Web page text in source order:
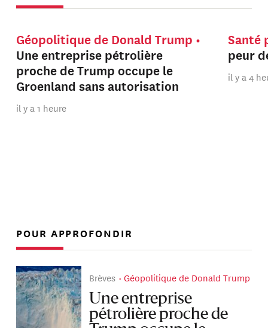
Géopolitique de Donald Trump
Une entreprise pétrolière
proche de Trump occupe le
Groenland sans autorisation
il y a 1 heure
Santé
peur
il y a 4
POUR APPROFONDIR
Brèves Géopolitique de Donald Trump
Une entreprise
pétrolière proche de